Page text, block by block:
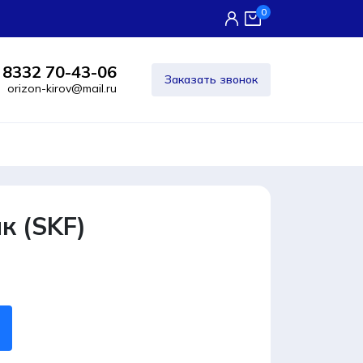
0
70-43-06
orizon-kirov@mail.ru
Заказать звонок
(SKF)